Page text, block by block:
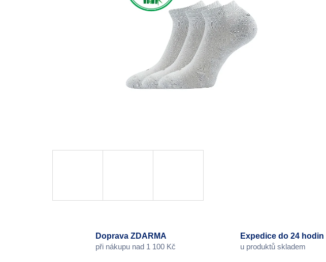
Doprava ZDARMA
při nákupu nad 1 100 Kč
Expedice do 24 hodin
u produktů skladem